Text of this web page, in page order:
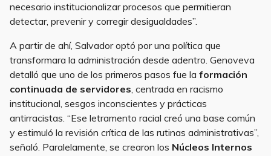
necesario institucionalizar procesos que permitieran
detectar, prevenir y corregir desigualdades”.
A partir de ahí, Salvador optó por una política que
transformara la administración desde adentro. Genoveva
detalló que uno de los primeros pasos fue la formación
continuada de servidores, centrada en racismo
institucional, sesgos inconscientes y prácticas
antirracistas. “Ese letramento racial creó una base común
y estimuló la revisión crítica de las rutinas administrativas”,
señaló. Paralelamente, se crearon los Núcleos Internos